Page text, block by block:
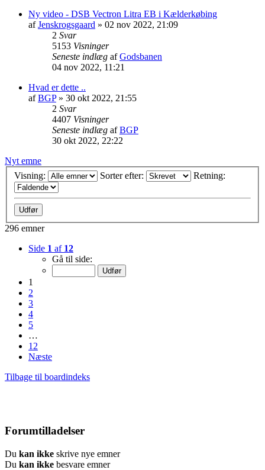
Ny video - DSB Vectron Litra EB i Kælderkøbing
afJenskrogsgaard » 02 nov 2022, 21:09
2 Svar
5153 Visninger
Seneste indlæg afGodsbanen
04 nov 2022, 11:21
Hvad er dette ..
afBGP» 30 okt 2022, 21:55
2 Svar
4407 Visninger
Seneste indlæg afBGP
30 okt 2022, 22:22
Nyt emne
Visning:
Sorter efter: Retning:
296 emner
Side 1 af 12
Gå til side:
1
2
3
4
5
…
12
Næste
Tilbage til boardindeks
Forumtilladelser
Du kan ikke skrive nye emner
Du kan ikke besvare emner